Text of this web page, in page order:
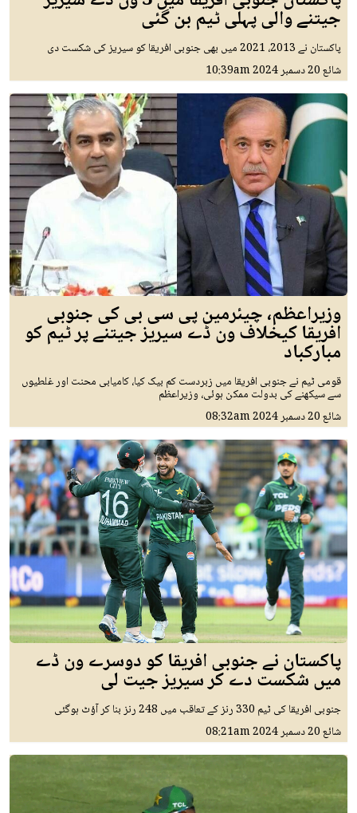
جیتنے والی پہلی ٹیم بن گئی
پاکستان نے 2013، 2021 میں بھی جنوبی افریقا کو سیریز کی شکست دی
شائع20 دسمبر 2024 10:39am
وزیراعظم، چیئرمین پی سی بی کی جنوبی
افریقا کیخلاف ون ڈے سیریز جیتنے پر ٹیم کو
مبارکباد
قومی ٹیم نے جنوبی افریقا میں زبردست کم بیک کیا، کامیابی محنت اور غلطیوں
سے سیکھنے کی بدولت ممکن ہوئی، وزیراعظم
شائع20 دسمبر 2024 08:32am
پاکستان نے جنوبی افریقا کو دوسرے ون ڈے
میں شکست دے کر سیریز جیت لی
جنوبی افریقا کی ٹیم 330 رنز کے تعاقب میں 248 رنز بنا کر آؤٹ ہوگئی
شائع20 دسمبر 2024 08:21am